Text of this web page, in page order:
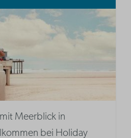
Meerblick in
bei Holiday